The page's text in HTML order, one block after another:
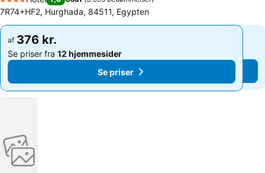
4 Stjerner
7R74+HF2, Hurghada, 84511, Egypten
af 376 kr.
Se priser fra 12 hjemmesider
Se priser
af 376 kr.
Se priser fra 12 hjemmesider
Se priser